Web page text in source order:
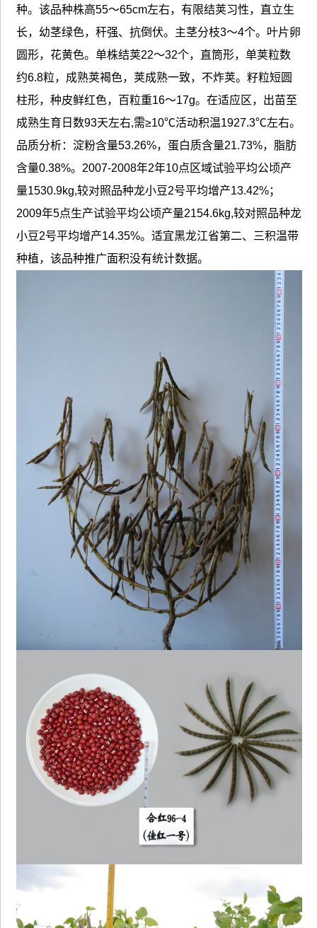
种。该品种株高55～65cm左右，有限结荚习性，直立生
长，幼茎绿色，秆强、抗倒伏。主茎分枝3～4个。叶片卵
圆形，花黄色。单株结荚22～32个，直筒形，单荚粒数
约6.8粒，成熟荚褐色，荚成熟一致，不炸荚。籽粒短圆
柱形，种皮鲜红色，百粒重16～17g。在适应区，出苗至
成熟生育日数93天左右,需≥10℃活动积温1927.3℃左右。
品质分析：淀粉含量53.26%，蛋白质含量21.73%，脂肪
含量0.38%。2007-2008年2年10点区域试验平均公顷产
量1530.9kg,较对照品种龙小豆2号平均增产13.42%；
2009年5点生产试验平均公顷产量2154.6kg,较对照品种龙
小豆2号平均增产14.35%。适宜黑龙江省第二、三积温带
种植，该品种推广面积没有统计数据。